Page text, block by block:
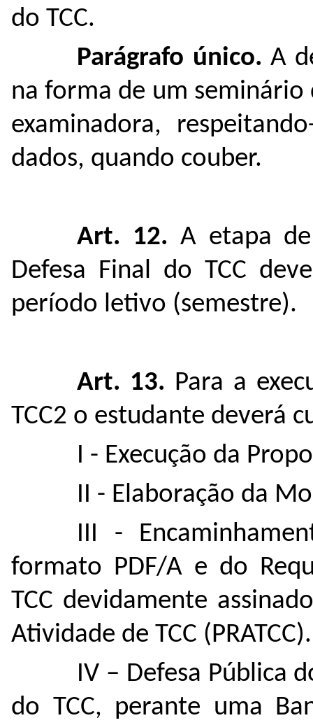
do TCC.
Parágrafo único.A
na forma de um seminário
examinadora,
dados, quando couber.
Art. 12. A etapa
Defesa Final do TCC
período letivo (semestre).
Art. 13. Para a
TCC2 o estudante deverá
I - Execução da
II - Elaboração da
III -
formato PDF/A e do
TCC devidamente
Atividade de TCC (PRATCC).
IV – Defesa Pública
do TCC, perante uma